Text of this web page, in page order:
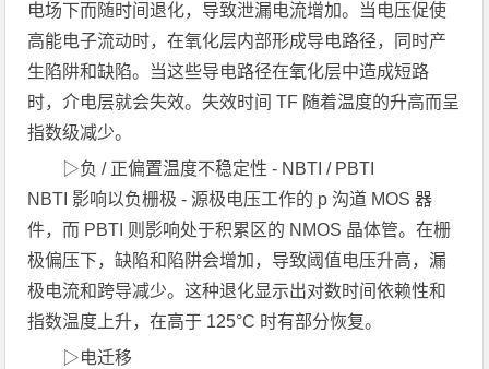
电场下而随时间退化，导致泄漏电流增加。当电压促使
高能电子流动时，在氧化层内部形成导电路径，同时产
生陷阱和缺陷。当这些导电路径在氧化层中造成短路
时，介电层就会失效。失效时间 TF 随着温度的升高而呈
指数级减少。
▷负 / 正偏置温度不稳定性 - NBTI / PBTI
NBTI 影响以负栅极 - 源极电压工作的 p 沟道 MOS 器
件，而 PBTI 则影响处于积累区的 NMOS 晶体管。在栅
极偏压下，缺陷和陷阱会增加，导致阈值电压升高，漏
极电流和跨导减少。这种退化显示出对数时间依赖性和
指数温度上升，在高于 125°C 时有部分恢复。
▷电迁移